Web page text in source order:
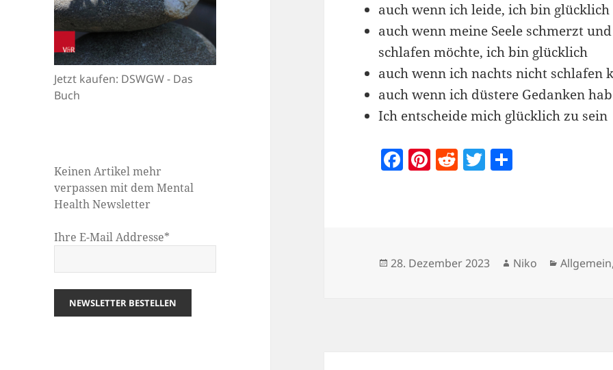
Jetzt kaufen: DSWGW - Das
Buch
Keinen Artikel mehr
verpassen mit dem Mental
Health Newsletter
Ihre E-Mail Addresse*
auch wenn ich leide, ich bin glücklich
auch wenn meine Seele schmerzt
schlafen möchte, ich bin glücklich
auch wenn ich nachts nicht schlafen
auch wenn ich düstere Gedanken
Ich entscheide mich glücklich zu sein
F
o
Pi R T
Veröffentlicht
28. Dezember 2023 Autor
Niko Allgemein